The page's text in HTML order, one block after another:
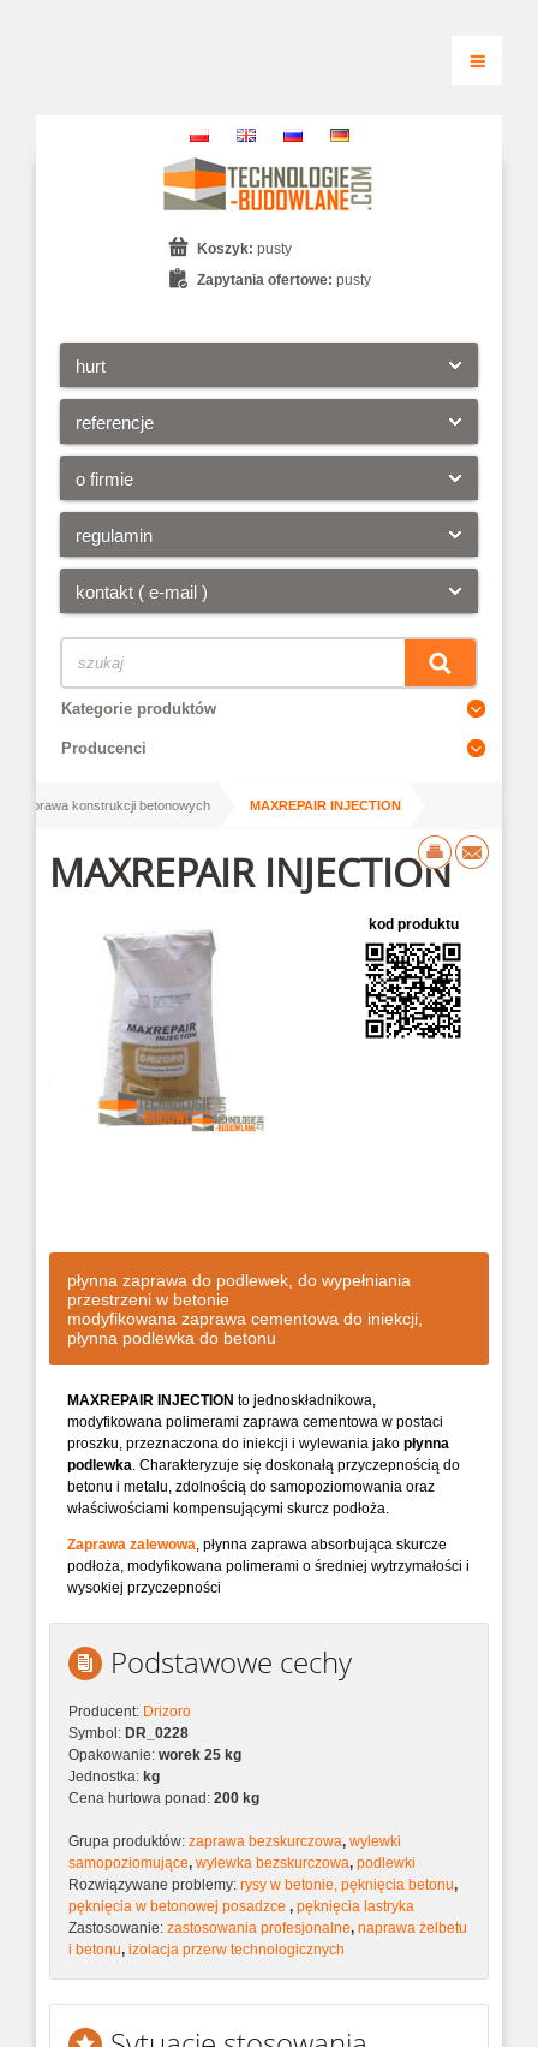
hurt
referencje
o firmie
regulamin
kontakt ( e-mail )
Koszyk: pusty
Zapytania ofertowe: pusty
Kategorie produktów
Producenci
Naprawa konstrukcji betonowych MAXREPAIR INJECTION
MAXREPAIR INJECTION
płynna zaprawa do podlewek, do wypełniania
przestrzeni w betonie
modyfikowana zaprawa cementowa do iniekcji,
płynna podlewka do betonu
MAXREPAIR INJECTION to jednoskładnikowa,
modyfikowana polimerami zaprawa cementowa w postaci
proszku, przeznaczona do iniekcji i wylewania jako płynna
podlewka. Charakteryzuje się doskonałą przyczepnością do
betonu i metalu, zdolnością do samopoziomowania oraz
właściwościami kompensującymi skurcz podłoża.
Zaprawa zalewowa, płynna zaprawa absorbująca skurcze
podłoża, modyfikowana polimerami o średniej wytrzymałości i
wysokiej przyczepności
Podstawowe cechy
Producent: Drizoro
Symbol: DR_0228
Opakowanie: worek 25 kg
Jednostka: kg
Cena hurtowa ponad: 200 kg
Grupa produktów: zaprawa bezskurczowa, wylewki
samopoziomujące, wylewka bezskurczowa, podlewki
Rozwiązywane problemy: rysy w betonie, pęknięcia betonu,
pęknięcia w betonowej posadzce , pęknięcia lastryka
Zastosowanie: zastosowania profesjonalne, naprawa żelbetu
i betonu, izolacja przerw technologicznych
kod produktu